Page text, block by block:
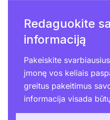
Redaguokite
informaciją
Pakeiskite
įmonę vos keliais
greitus pakeitimus
informacija visada